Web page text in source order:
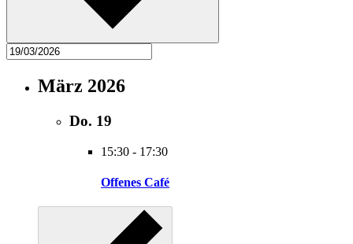
März 2026
Do. 19
15:30 - 17:30
Offenes Café